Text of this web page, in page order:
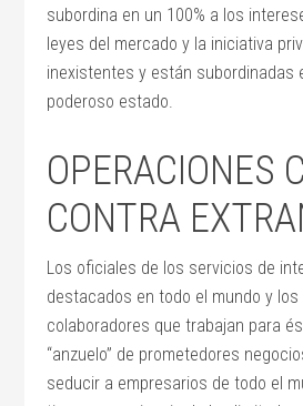
subordina en un 100% a los
leyes del mercado y la iniciativa
inexistentes y están subordinadas
poderoso estado.
OPERACIONES
CONTRA
Los oficiales de los servicios de
destacados en todo el mundo y
colaboradores que trabajan para
“anzuelo” de prometedores
seducir a empresarios de todo el